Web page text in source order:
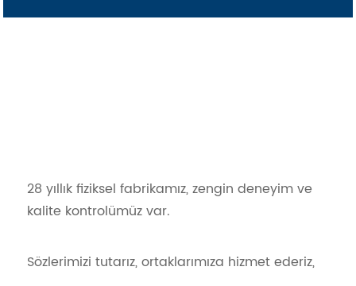
28 yıllık fiziksel fabrikamız, zengin deneyim ve
kalite kontrolümüz var.
Sözlerimizi tutarız, ortaklarımıza hizmet ederiz,